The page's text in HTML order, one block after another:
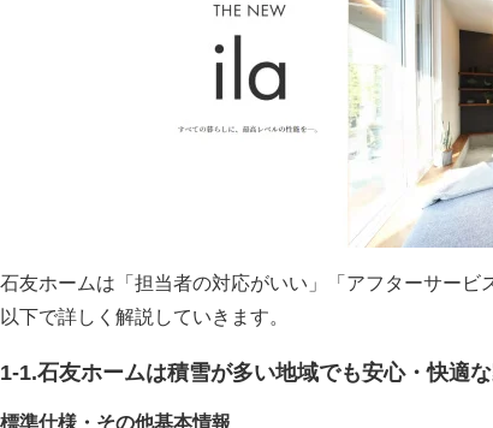
石友ホームは「担当者の対応がいい」「アフターサービ
以下で詳しく解説していきます。
1-1.石友ホームは積雪が多い地域でも安心・快適
標準仕様・その他基本情報